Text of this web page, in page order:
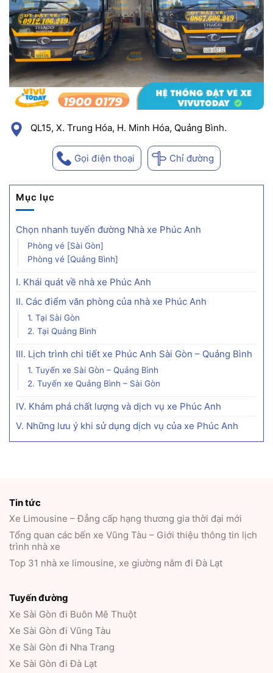
QL15, X. Trung Hóa, H. Minh Hóa, Quảng Bình.
Gọi điện thoại Chỉ đường
Mục lục
Chọn nhanh tuyến đường Nhà xe Phúc Anh
Phòng vé [Sài Gòn]
Phòng vé [Quảng Bình]
I. Khái quát về nhà xe Phúc Anh
II. Các điểm văn phòng của nhà xe Phúc Anh
1. Tại Sài Gòn
2. Tại Quảng Bình
III. Lịch trình chi tiết xe Phúc Anh Sài Gòn – Quảng Bình
1. Tuyến xe Sài Gòn – Quảng Bình
2. Tuyến xe Quảng Bình – Sài Gòn
IV. Khám phá chất lượng và dịch vụ xe Phúc Anh
V. Những lưu ý khi sử dụng dịch vụ của xe Phúc Anh
Tin tức
Xe Limousine – Đẳng cấp hạng thương gia thời đại mới
Tổng quan các bến xe Vũng Tàu – Giới thiệu thông tin lịch
trình nhà xe
Top 31 nhà xe limousine, xe giường nằm đi Đà Lạt
Tuyến đường
Xe Sài Gòn đi Buôn Mê Thuột
Xe Sài Gòn đi Vũng Tàu
Xe Sài Gòn đi Nha Trang
Xe Sài Gòn đi Đà Lạt